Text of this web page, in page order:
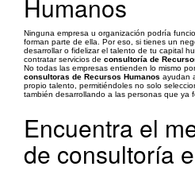
Humanos
Ninguna empresa u organización podría
forman parte de ella. Por eso, si tienes un
desarrollar o fidelizar el talento de tu capital
contratar servicios de consultoría de
No todas las empresas entienden lo mismo
consultoras de Recursos Humanos ayudan
propio talento, permitiéndoles no solo
también desarrollando a las personas que ya
Encuentra el
de consultoría